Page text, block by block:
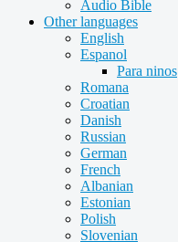
Audio Bible
Other languages
English
Espanol
Para ninos
Romana
Croatian
Danish
Russian
German
French
Albanian
Estonian
Polish
Slovenian